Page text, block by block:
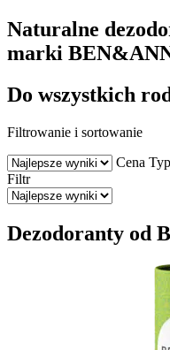
Naturalne
marki
Do wszystkich
Filtrowanie i sortowanie
Cena
Filtr
Dezodoranty od